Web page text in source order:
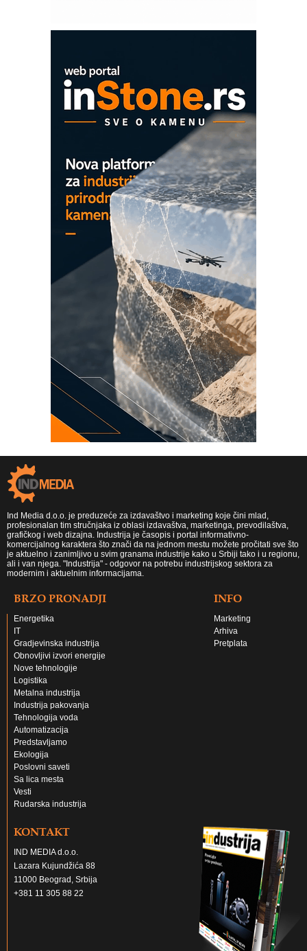
EVOKS Maintenance Management
ROSA i SCHUNK podižu proizvodnju
na viši nivo
Detekcija različitih oblika
MAREX - Lim i mašine za savremena
Ind Media d.o.o. je preduzeće za izdavaštvo i marketing koje čini mlad,
profesionalan tim stručnjaka iz oblasi izdavaštva, marketinga, prevodilaštva,
grafičkog i web dizajna. Industrija je časopis i portal informativno-
komercijalnog karaktera što znači da na jednom mestu možete pročitati sve što
je aktuelno i zanimljivo u svim granama industrije kako u Srbiji tako i u regionu,
ali i van njega. "Industrija" - odgovor na potrebu industrijskog sektora za
modernim i aktuelnim informacijama.
BRZO PRONADJI
Energetika
IT
Gradjevinska industrija
Obnovljivi izvori energije
Nove tehnologije
Logistika
Metalna industrija
Industrija pakovanja
Tehnologija voda
Automatizacija
Predstavljamo
Ekologija
Poslovni saveti
Sa lica mesta
Vesti
Rudarska industrija
INFO
Marketing
Arhiva
Pretplata
KONTAKT
IND MEDIA d.o.o.
Lazara Kujundžića 88
11000 Beograd, Srbija
+381 11 305 88 22